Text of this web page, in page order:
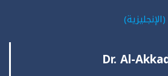
(الإنجليزية)
Dr. Al-